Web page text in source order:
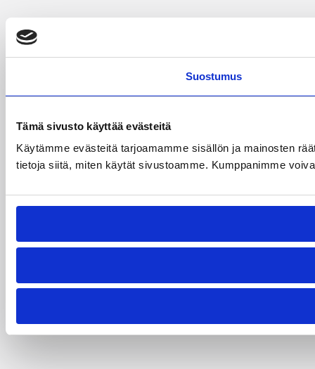
Suostumus
Tämä sivusto käyttää evästeitä
Käytämme evästeitä tarjoamamme sisällön ja mainosten
tietoja siitä, miten käytät sivustoamme. Kumppanimme